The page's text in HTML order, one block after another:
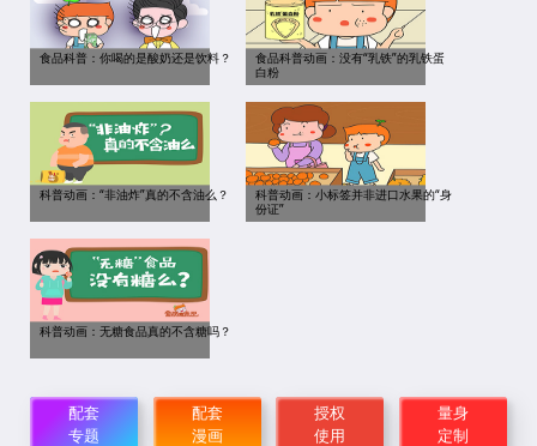
食品科普：你喝的是酸奶还是饮料？
食品科普动画：没有“乳铁”的乳铁蛋
白粉
科普动画：“非油炸”真的不含油么？
科普动画：小标签并非进口水果的“身
份证”
科普动画：无糖食品真的不含糖吗？
配套
专题
配套
漫画
授权
使用
量身
定制